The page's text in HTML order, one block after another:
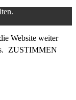
Website weiter
ZUSTIMMEN